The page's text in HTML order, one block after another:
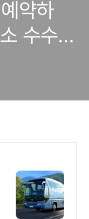
약하
수수